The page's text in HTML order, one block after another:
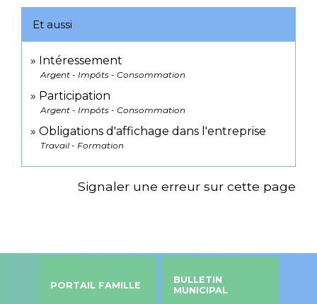
Et aussi
Intéressement
Argent - Impôts - Consommation
Participation
Argent - Impôts - Consommation
Obligations d'affichage dans l'entreprise
Travail - Formation
Signaler une erreur sur cette page
PORTAIL FAMILLE
BULLETIN
MUNICIPAL